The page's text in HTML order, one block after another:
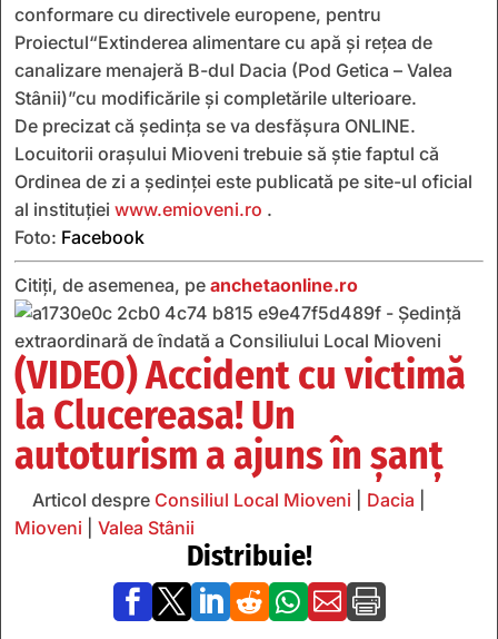
conformare cu directivele europene, pentru
Proiectul“Extinderea alimentare cu apă și rețea de
canalizare menajeră B-dul Dacia (Pod Getica – Valea
Stânii)”cu modificările și completările ulterioare.
De precizat că ședința se va desfășura ONLINE.
Locuitorii orașului Mioveni trebuie să știe faptul că
Ordinea de zi a şedinţei este publicată pe site-ul oficial
al instituţiei www.emioveni.ro .
Foto: Facebook
Citiți, de asemenea, pe anchetaonline.ro
(VIDEO) Accident cu victimă
la Clucereasa! Un
autoturism a ajuns în șanț
Articol despre Consiliul Local Mioveni Dacia
Mioveni
Valea Stânii
Distribuie!
      